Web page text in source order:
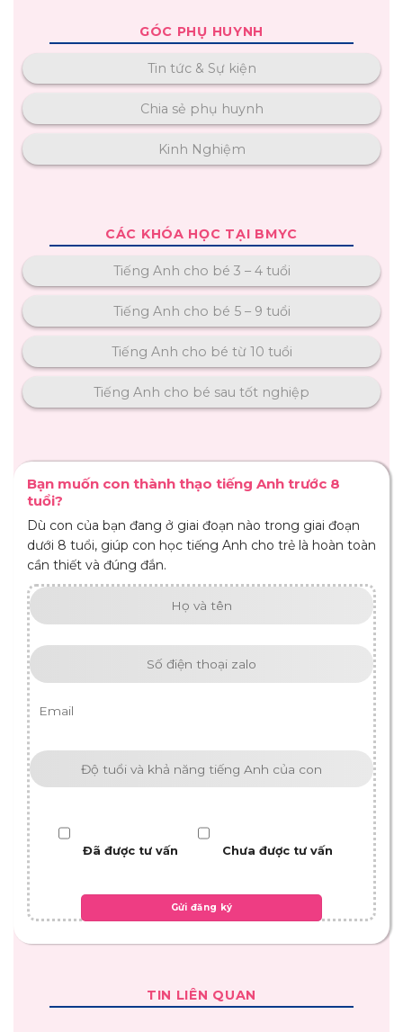
GÓC PHỤ HUYNH
Tin tức & Sự kiện
Chia sẻ phụ huynh
Kinh Nghiệm
CÁC KHÓA HỌC TẠI BMYC
Tiếng Anh cho bé 3 – 4 tuổi
Tiếng Anh cho bé 5 – 9 tuổi
Tiếng Anh cho bé từ 10 tuổi
Tiếng Anh cho bé sau tốt nghiệp
Bạn muốn con thành thạo tiếng Anh trước 8
tuổi?
Dù con của bạn đang ở giai đoạn nào trong giai đoạn
dưới 8 tuổi, giúp con học tiếng Anh cho trẻ là hoàn toàn
cần thiết và đúng đắn.
Đã được tư vấn Chưa được tư vấn
TIN LIÊN QUAN